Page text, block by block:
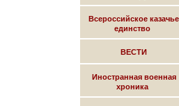
Всероссийское казачье
единство
ВЕСТИ
Иностранная военная
хроника